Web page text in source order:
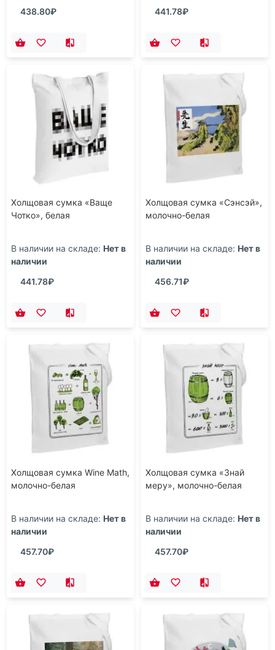
438.80₽
441.78₽
Холщовая сумка «Ваще
Чотко», белая
В наличии на складе: Нет в
наличии
441.78₽
Холщовая сумка «Сэнсэй»,
молочно-белая
В наличии на складе: Нет в
наличии
456.71₽
Холщовая сумка Wine Math,
молочно-белая
В наличии на складе: Нет в
наличии
457.70₽
Холщовая сумка «Знай
меру», молочно-белая
В наличии на складе: Нет в
наличии
457.70₽